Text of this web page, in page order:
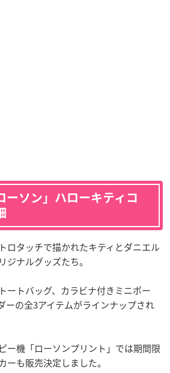
ーソン」ハローキティコ
ロタッチで描かれたキティとダニエル
ジナルグッズたち。
ートバッグ、カラビナ付きミニポー
ーの全3アイテムがラインナップされ
ー機「ローソンプリント」では期間限
ーも販売決定しました。